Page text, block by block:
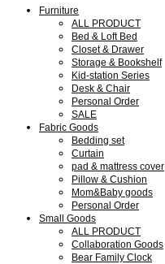
Furniture
ALL PRODUCT
Bed & Loft Bed
Closet & Drawer
Storage & Bookshelf
Kid-station Series
Desk & Chair
Personal Order
SALE
Fabric Goods
Bedding set
Curtain
pad & mattress cover
Pillow & Cushion
Mom&Baby goods
Personal Order
Small Goods
ALL PRODUCT
Collaboration Goods
Bear Family Clock